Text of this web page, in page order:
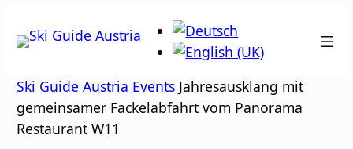
Inhalt
Ski Guide Austria Events Jahresausklang mit
gemeinsamer Fackelabfahrt vom Panorama
Restaurant W11